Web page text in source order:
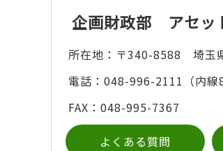
企画財政部 アセッ
所在地：〒340-8588 埼玉
電話：048-996-2111（内線
FAX：048-995-7367
よくある質問